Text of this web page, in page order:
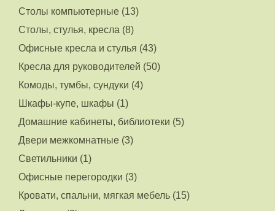
Столы компьютерные (13)
Столы, стулья, кресла (8)
Офисные кресла и стулья (43)
Кресла для руководителей (50)
Комоды, тумбы, сундуки (4)
Шкафы-купе, шкафы (1)
Домашние кабинеты, библиотеки (5)
Двери межкомнатные (3)
Светильники (1)
Офисные перегородки (3)
Кровати, спальни, мягкая мебель (15)